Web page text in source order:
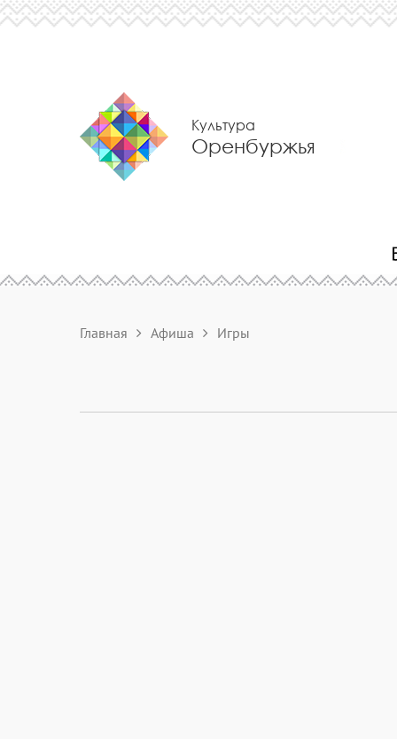
Культура
Оренбуржья
Главная Афиша Игры